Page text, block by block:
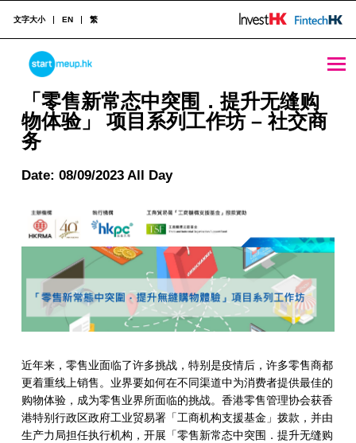
STARTMEUPHK
文字大小 EN 繁
「零售新常态中突围．提升无缝购
物体验」 项目系列工作坊 – 社交商
务
Date: 08/09/2023 All Day
近年来，零售业面临了许多挑战，特别是疫情后，许多零售商都
更着重线上销售。业界要如何在不同渠道中为消费者提供最佳的
购物体验，成为零售业界所面临的挑战。香港零售管理协会获香
港特别行政区政府工业贸易署「工商机构支援基金」拨款，并由
生产力局担任执行机构，开展「零售新常态中突围．提升无缝购